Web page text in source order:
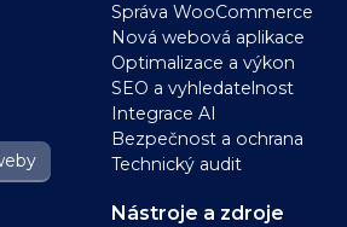
Správa WooCommerce
Nová webová aplikace
Optimalizace a výkon
SEO a vyhledatelnost
Integrace AI
Bezpečnost a ochrana
Technický audit
Nástroje a zdroje